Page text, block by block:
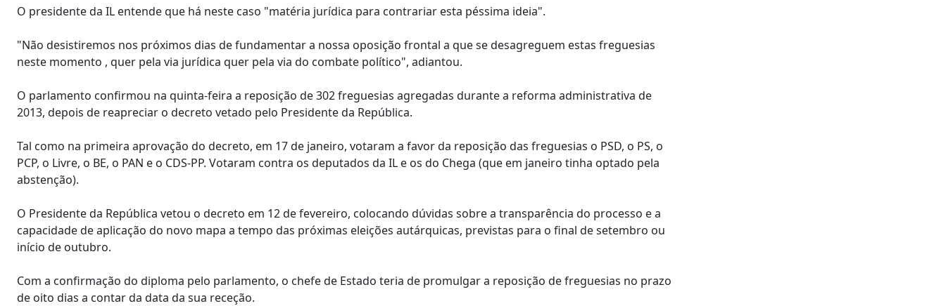
O presidente da IL entende que há neste caso "matéria jurídica para contrariar esta péssima ideia".
"Não desistiremos nos próximos dias de fundamentar a nossa oposição frontal a que se desagreguem estas freguesias
neste momento , quer pela via jurídica quer pela via do combate político", adiantou.
O parlamento confirmou na quinta-feira a reposição de 302 freguesias agregadas durante a reforma administrativa de
2013, depois de reapreciar o decreto vetado pelo Presidente da República.
Tal como na primeira aprovação do decreto, em 17 de janeiro, votaram a favor da reposição das freguesias o PSD, o PS, o
PCP, o Livre, o BE, o PAN e o CDS-PP. Votaram contra os deputados da IL e os do Chega (que em janeiro tinha optado pela
abstenção).
O Presidente da República vetou o decreto em 12 de fevereiro, colocando dúvidas sobre a transparência do processo e a
capacidade de aplicação do novo mapa a tempo das próximas eleições autárquicas, previstas para o final de setembro ou
início de outubro.
Com a confirmação do diploma pelo parlamento, o chefe de Estado teria de promulgar a reposição de freguesias no prazo
de oito dias a contar da data da sua receção.